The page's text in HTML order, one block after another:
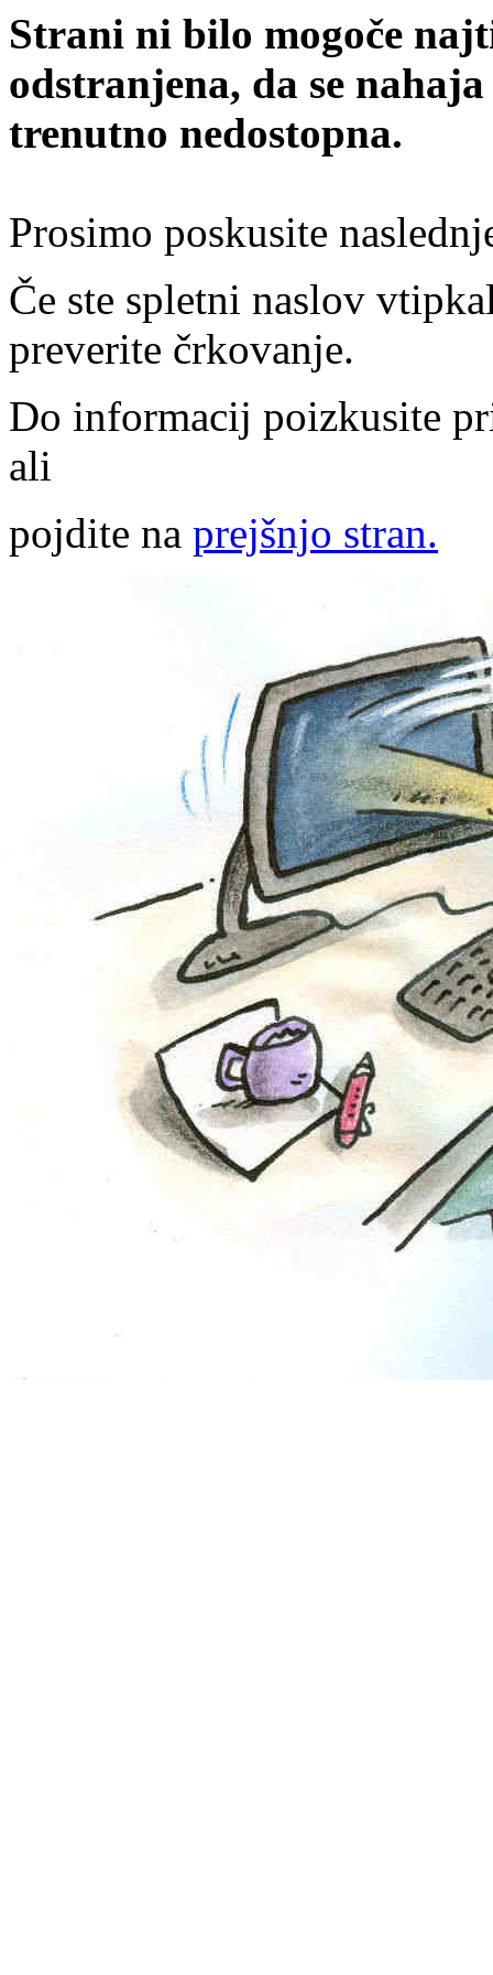
Strani ni bilo mogoče
odstranjena, da se
trenutno nedostopna.
Prosimo poskusite
Če ste spletni naslov
preverite črkovanje.
Do informacij poizkusite
ali
pojdite na prejšnjo stran.